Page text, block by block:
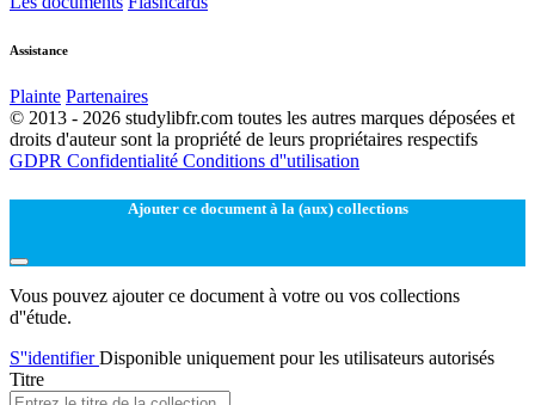
Assistance
Plainte Partenaires
© 2013 - 2026 studylibfr.com toutes les autres marques déposées et
droits d'auteur sont la propriété de leurs propriétaires respectifs
GDPR Confidentialité Conditions d''utilisation
Ajouter ce document à la (aux) collections
Vous pouvez ajouter ce document à votre ou vos collections
d''étude.
S''identifierDisponible uniquement pour les utilisateurs autorisés
Titre